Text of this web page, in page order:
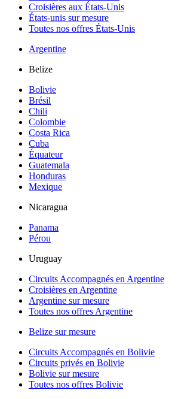
Croisières aux États-Unis
États-unis sur mesure
Toutes nos offres États-Unis
Argentine
Belize
Bolivie
Brésil
Chili
Colombie
Costa Rica
Cuba
Équateur
Guatemala
Honduras
Mexique
Nicaragua
Panama
Pérou
Uruguay
Circuits Accompagnés en Argentine
Croisières en Argentine
Argentine sur mesure
Toutes nos offres Argentine
Belize sur mesure
Circuits Accompagnés en Bolivie
Circuits privés en Bolivie
Bolivie sur mesure
Toutes nos offres Bolivie